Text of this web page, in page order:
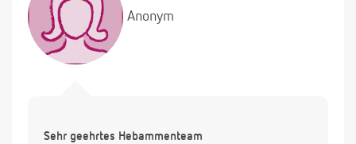
Anonym
Sehr geehrtes Hebammenteam